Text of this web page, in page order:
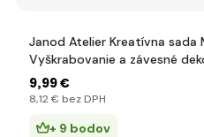
Janod Atelier Kreatívna sada
Vyškrabovanie a závesné
9,99 €
8,12 € bez DPH
+ 9 bodov